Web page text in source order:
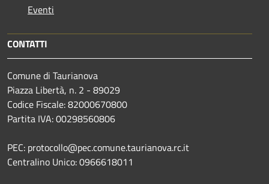
Eventi
CONTATTI
Comune di Taurianova
Piazza Libertà, n. 2 - 89029
Codice Fiscale: 82000670800
Partita IVA: 00298560806
PEC: protocollo@pec.comune.taurianova.rc.it
Centralino Unico: 0966618011